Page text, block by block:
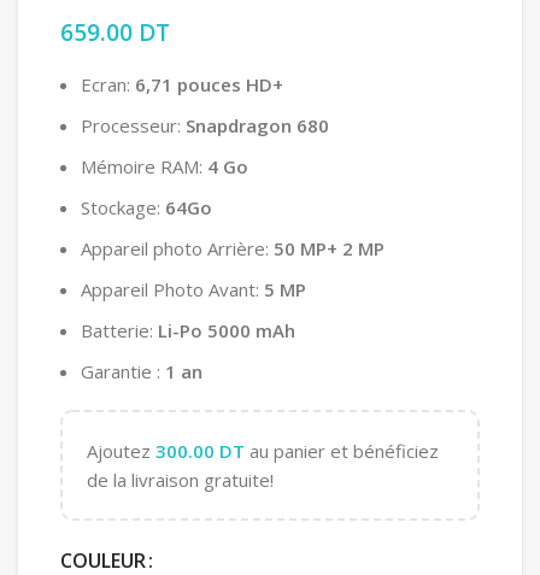
659.00 DT
Ecran: 6,71 pouces HD+
Processeur: Snapdragon 680
Mémoire RAM: 4 Go
Stockage: 64Go
Appareil photo Arrière: 50 MP+ 2 MP
Appareil Photo Avant: 5 MP
Batterie: Li-Po 5000 mAh
Garantie : 1 an
Ajoutez 300.00 DT au panier et bénéficiez
de la livraison gratuite!
COULEUR